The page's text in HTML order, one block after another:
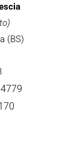
(BS)